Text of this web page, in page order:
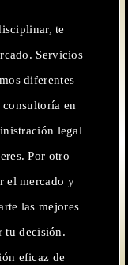
te
Servicios
diferentes
en
legal
Por otro
el mercado y
las mejores
tu decisión.
eficaz de